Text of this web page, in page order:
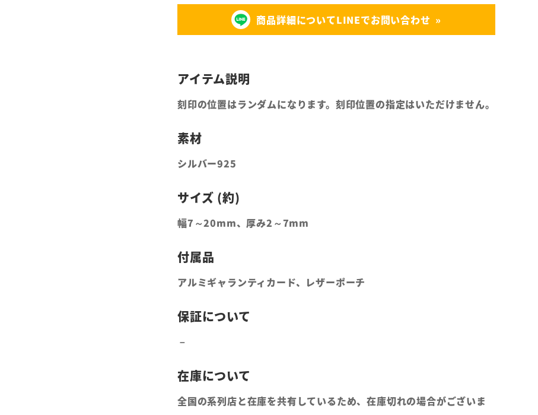
商品詳細についてLINEでお問い合わせ
刻印の位置はランダムになります。刻印位置の指定はいただけません。
シルバー925
幅7～20mm、厚み2～7mm
アルミギャランティカード、レザーポーチ
全国の系列店と在庫を共有しているため、在庫切れの場合がございま